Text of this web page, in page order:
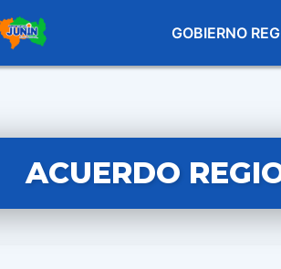
GOBIERNO
ACUERDO